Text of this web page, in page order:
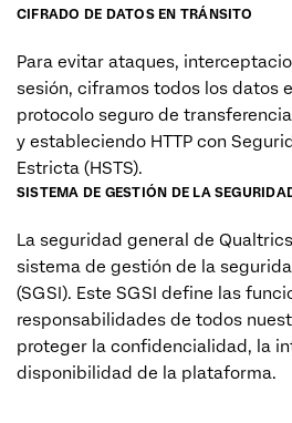
CIFRADO DE DATOS EN TRÁNSITO
Para evitar ataques,
sesión, ciframos todos los datos
protocolo seguro de
y estableciendo HTTP con
Estricta (HSTS).
SISTEMA DE GESTIÓN DE LA
La seguridad general de
sistema de gestión de la
(SGSI). Este SGSI define las
responsabilidades de todos
proteger la confidencialidad, la
disponibilidad de la plataforma.